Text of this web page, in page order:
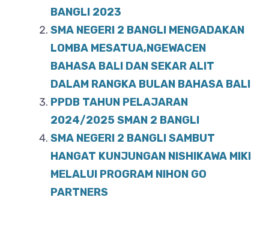
k
p
BANGLI 2023
SMA NEGERI 2 BANGLI MENGADAKAN
LOMBA MESATUA,NGEWACEN
BAHASA BALI DAN SEKAR ALIT
DALAM RANGKA BULAN BAHASA BALI
PPDB TAHUN PELAJARAN
2024/2025 SMAN 2 BANGLI
SMA NEGERI 2 BANGLI SAMBUT
HANGAT KUNJUNGAN NISHIKAWA MIKI
MELALUI PROGRAM NIHON GO
PARTNERS